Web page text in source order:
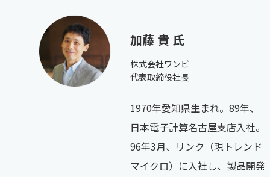
加藤 貴 氏
株式会社ワンビ
代表取締役社長
1970年愛知県生まれ。89年、
日本電子計算名古屋支店入社。
96年3月、リンク（現トレンド
マイクロ）に入社し、製品開発